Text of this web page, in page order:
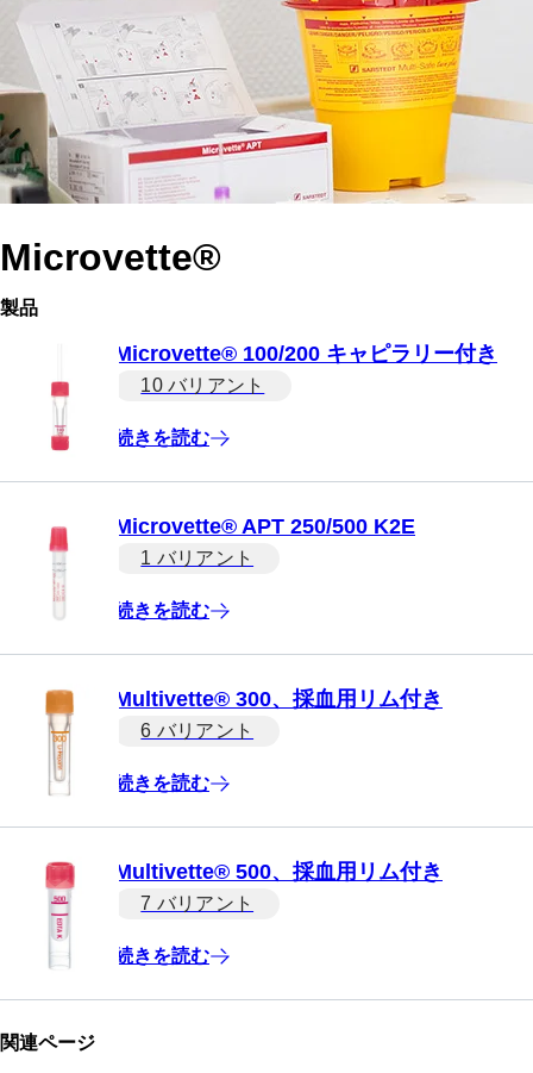
Microvette®
製品
Microvette® 100/200 キャピラリー付き
10 バリアント
続きを読む
Microvette® APT 250/500 K2E
1 バリアント
続きを読む
Multivette® 300、採血用リム付き
6 バリアント
続きを読む
Multivette® 500、採血用リム付き
7 バリアント
続きを読む
関連ページ